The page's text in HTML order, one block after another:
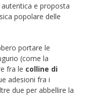
e proposta
popolare delle
portare le
(come la
fra le colline di
adesioni fra i
due per abbellire la